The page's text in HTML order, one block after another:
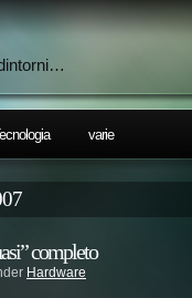
varie
completo
Hardware